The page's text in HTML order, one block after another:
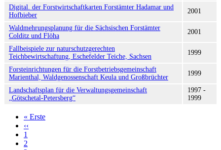
Digital. der Forstwirtschaftkarten Forstämter Hadamar und
Hofbieber
2001
Waldmehrungsplanung für die Sächsischen Forstämter
Colditz und Flöha
2001
Fallbeispiele zur naturschutzgerechten
Teichbewirtschaftung, Eschefelder Teiche, Sachsen
1999
Forsteinrichtungen für die Forstbetriebsgemeinschaft
Marienthal, Waldgenossenschaft Keula und Großbrüchter
1999
Landschaftsplan für die Verwaltungsgemeinschaft
„Götschetal-Petersberg“
1997 -
1999
Seitennummerierung
« Erste
‹‹
1
2